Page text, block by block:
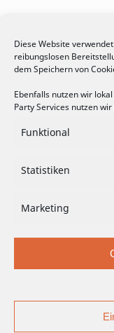
Diese Website
reibungslosen
dem Speichern von
Ebenfalls nutzen wir
Party Services nutzen
Funktional
Statistiken
Marketing
FACEBOOK
Cookies